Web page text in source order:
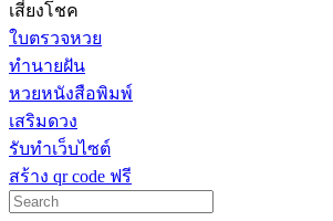
เสี่ยงโชค
ใบตรวจหวย
ทำนายฝัน
หวยหนังสือพิมพ์
เสริมดวง
รับทำเว็บไซต์
สร้าง qr code ฟรี